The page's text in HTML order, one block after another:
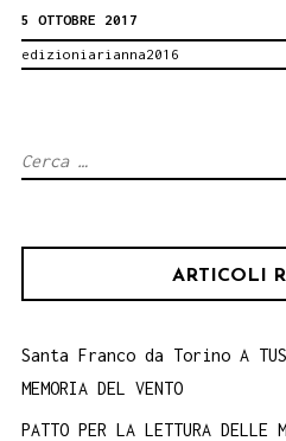
5 OTTOBRE 2017
edizioniarianna2016
Ricerca
ARTICOLI
Santa Franco da Torino A TUSA
MEMORIA DEL VENTO
PATTO PER LA LETTURA